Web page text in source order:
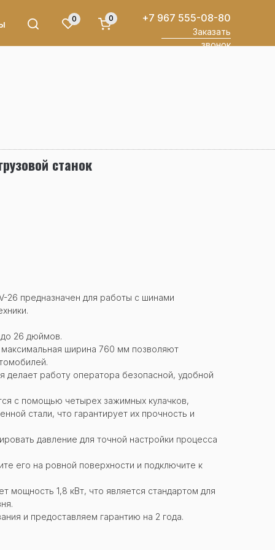
0 0 +7 967 555-08-80
Заказать
звонок
станок
26 предназначен для работы с шинами
до 26 дюймов.
ширина 760 мм позволяют
делает работу оператора безопасной, удобной
с помощью четырех зажимных кулачков,
стали, что гарантирует их прочность и
давление для точной настройки процесса
его на ровной поверхности и подключите к
мощность 1,8 кВт, что является стандартом для
и предоставляем гарантию на 2 года.